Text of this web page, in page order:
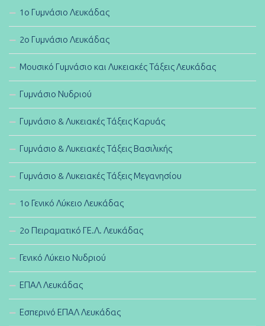
1ο Γυμνάσιο Λευκάδας
2ο Γυμνάσιο Λευκάδας
Μουσικό Γυμνάσιο και Λυκειακές Τάξεις Λευκάδας
Γυμνάσιο Νυδριού
Γυμνάσιο & Λυκειακές Τάξεις Καρυάς
Γυμνάσιο & Λυκειακές Τάξεις Βασιλικής
Γυμνάσιο & Λυκειακές Τάξεις Μεγανησίου
1ο Γενικό Λύκειο Λευκάδας
2ο Πειραματικό ΓΕ.Λ. Λευκάδας
Γενικό Λύκειο Νυδριού
ΕΠΑΛ Λευκάδας
Εσπερινό ΕΠΑΛ Λευκάδας